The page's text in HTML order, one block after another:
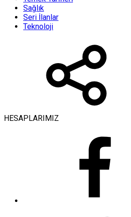
Sağlık
Seri İlanlar
Teknoloji
HESAPLARIMIZ